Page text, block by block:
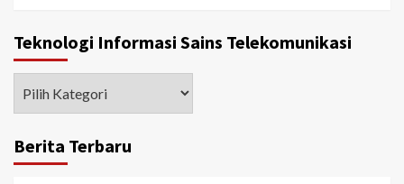
Teknologi Informasi Sains Telekomunikasi
Berita Terbaru